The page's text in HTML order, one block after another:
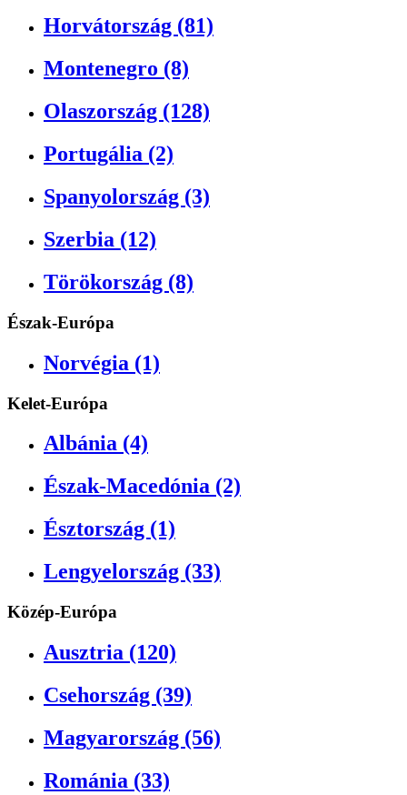
Horvátország (81)
Montenegro (8)
Olaszország (128)
Portugália (2)
Spanyolország (3)
Szerbia (12)
Törökország (8)
Észak-Európa
Norvégia (1)
Kelet-Európa
Albánia (4)
Észak-Macedónia (2)
Észtország (1)
Lengyelország (33)
Közép-Európa
Ausztria (120)
Csehország (39)
Magyarország (56)
Románia (33)